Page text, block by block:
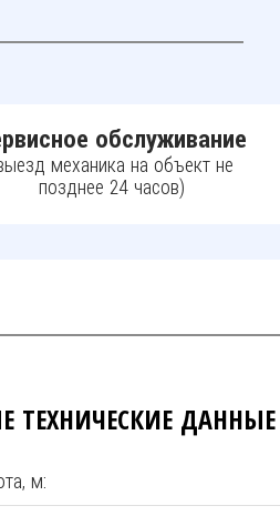
обслуживание
механика на объект не
позднее 24 часов)
ТЕХНИЧЕСКИЕ ДАННЫЕ
м: